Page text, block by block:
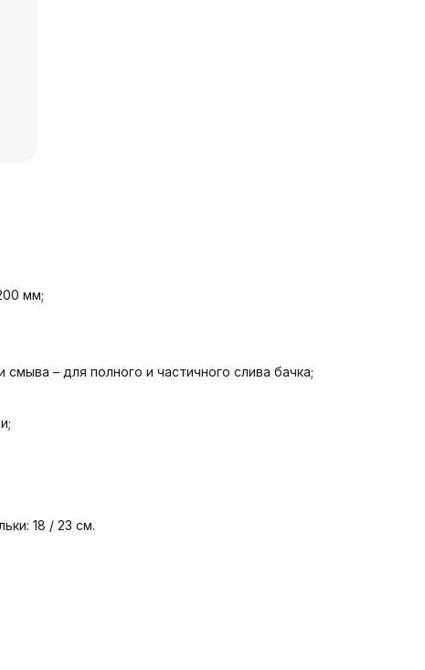
мм;
– для полного и частичного слива бачка;
18 / 23 см.